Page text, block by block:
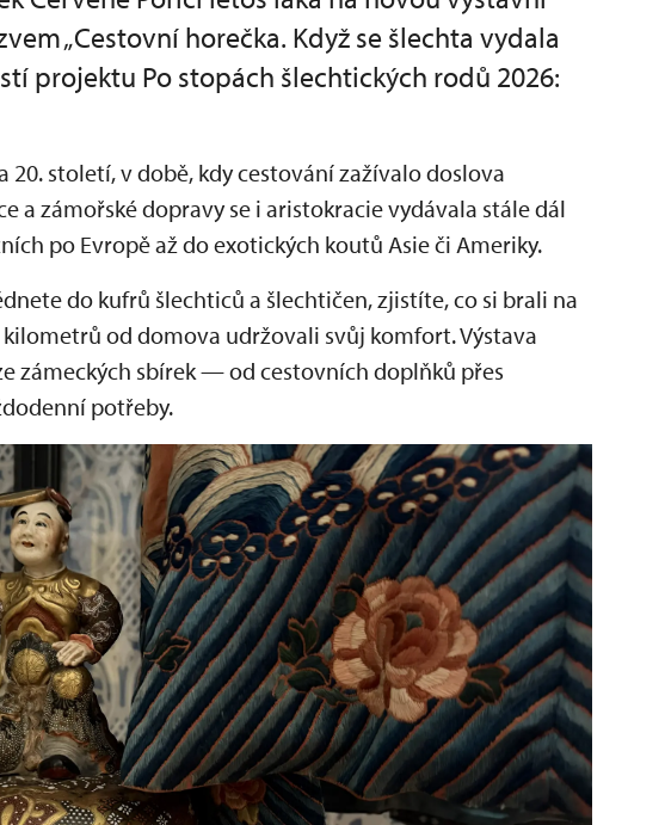
„Cestovní horečka. Když se šlechta vydala
projektu Po stopách šlechtických rodů 2026:
20. století, v době, kdy cestování zažívalo doslova
a zámořské dopravy se i aristokracie vydávala stále dál
po Evropě až do exotických koutů Asie či Ameriky.
do kufrů šlechticů a šlechtičen, zjistíte, co si brali na
kilometrů od domova udržovali svůj komfort. Výstava
zámeckých sbírek — od cestovních doplňků přes
potřeby.